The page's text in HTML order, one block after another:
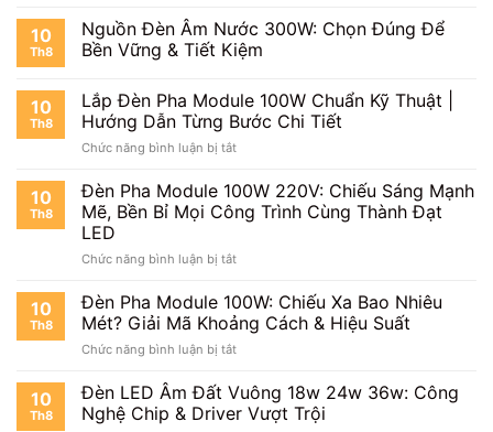
|
Tăng
Tiết
Kiệm
Gì
Khác
Biệt?
Việt
&
Dụng
Tế
Pha
Module
100W
Nước
Tốt
Không?
|
IP65
An
Toàn
Trời?
10
Th8
Nguồn Đèn Âm Nước 300W: Chọn Đúng Để
Bền Vững & Tiết Kiệm
10
Th8
Lắp Đèn Pha Module 100W Chuẩn Kỹ Thuật |
Hướng Dẫn Từng Bước Chi Tiết
Chức năng bình luận bị tắtở
Đèn
Pha
Module
Chuẩn
Thuật
|
Hướng
Dẫn
Bước
Chi
10
Th8
Đèn Pha Module 100W 220V: Chiếu Sáng Mạnh
Mẽ, Bền Bỉ Mọi Công Trình Cùng Thành Đạt
LED
Chức năng bình luận bị tắtở
Pha
Module
100W
220V:
Sáng
Mạnh
10
Th8
Đèn Pha Module 100W: Chiếu Xa Bao Nhiêu
Mét? Giải Mã Khoảng Cách & Hiệu Suất
Chức năng bình luận bị tắtở
Pha
Module
100W:
10
Th8
Đèn LED Âm Đất Vuông 18w 24w 36w: Công
Nghệ Chip & Driver Vượt Trội